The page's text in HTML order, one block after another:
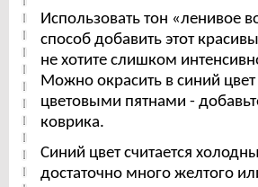
Использовать тон «ленивое
способ добавить этот
не хотите слишком
Можно окрасить в синий
цветовыми пятнами -
коврика.
Синий цвет считается
достаточно много желтого